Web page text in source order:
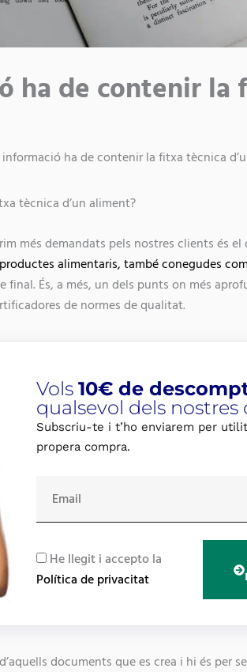
ha de contenir la
ha de contenir la fitxa tècnica
tècnica d’un aliment?
més demandats pels nostres clients és el
alimentaris, també conegudes
final. És, a més, un dels punts on més
de normes de qualitat.
Vols 10€ de
qualsevol dels nostres
Subscriu-te i t’ho enviarem per
propera compra.
a
l
R
He llegit i accepto la
Política de privacitat
documents que es crea i hi és per